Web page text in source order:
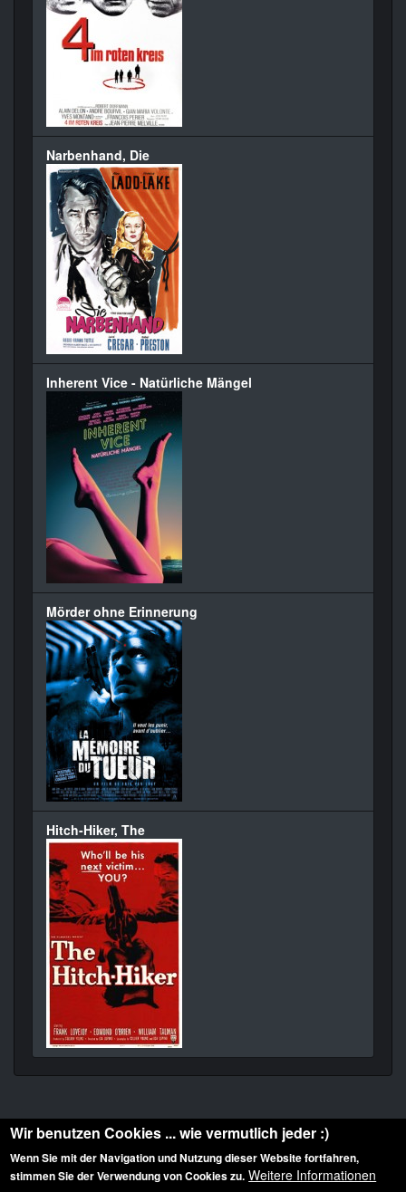
Narbenhand, Die
Inherent Vice - Natürliche Mängel
Mörder ohne Erinnerung
Hitch-Hiker, The
Diese Website ist urheberrechtlich geschützt: © 2010-2026 der Film Noir de. Alle
Wir benutzen Cookies ... wie vermutlich jeder :)
Wenn Sie mit der Navigation und Nutzung dieser Website fortfahren,
stimmen Sie der Verwendung von Cookies zu. Weitere Informationen